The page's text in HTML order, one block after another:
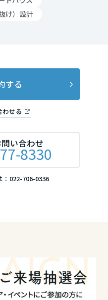
け）設計
する
わせる
い合わせ
8330
022-706-0336